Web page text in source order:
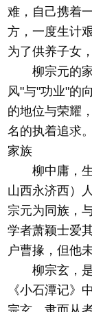
难，自己携着
方，一度生计
为了供养子女
柳宗元的家
风"与"功业"的
的地位与荣耀
名的执着追求。
家族
柳中庸，生
山西永济西）
宗元为同族，
学者萧颖士爱
户曹掾，但他
柳宗玄，是
《小石潭记》